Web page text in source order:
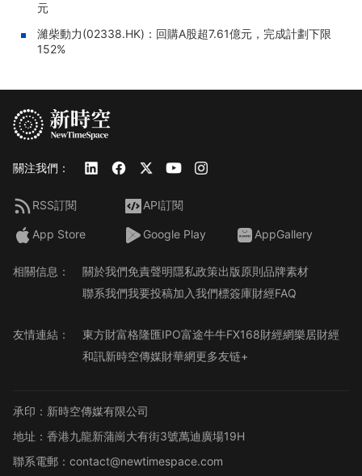
元
濰柴動力(02338.HK)：回購A股超7.61億元，完成計劃下限
152%
關注我們：
RSS訂閱 API訂閱
App Store Google Play AppGallery
相關信息： 關於我們免責聲明隱私政策出版原則品牌素材
聯系我們我要投稿加入我們標簽庫財經FAQ
友情連結： 東方財富格隆匯IPO富途牛牛FX168財經網樂居財經
和訊新時空傳媒財華網更多友链+
承印：新時空傳媒有限公司
地址：香港九龍新蒲崗大有街3號萬迪廣場19H
聯系電郵：contact@newtimespace.com